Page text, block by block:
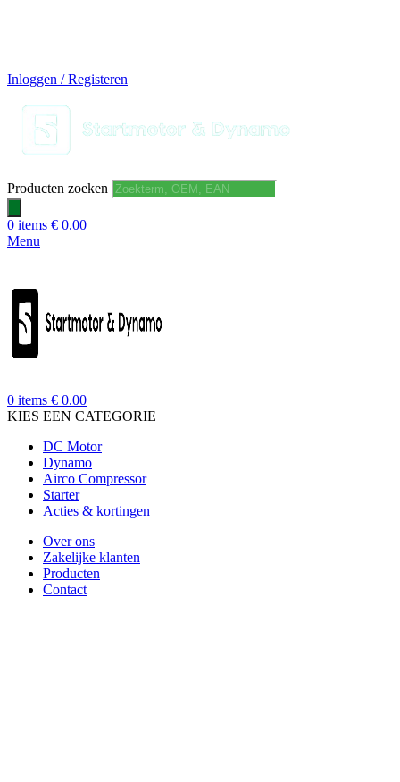
Inloggen / Registeren
Producten zoeken
0 items € 0.00
Menu
0 items € 0.00
KIES EEN CATEGORIE
DC Motor
Dynamo
Airco Compressor
Starter
Acties & kortingen
Over ons
Zakelijke klanten
Producten
Contact